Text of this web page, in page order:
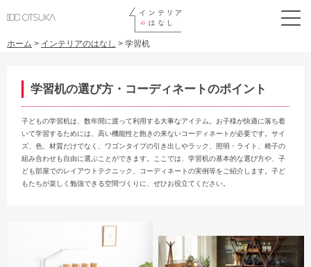
ホーム > インテリアのはなし > 学習机
学習机の選び方・コーディネートのポイント
子どもの学習机は、数年間に渡って利用する大事なアイテム。お子様が快適に落ち着
いて学習するためには、高い機能性と飽きの来ないコーディネートが必要です。サイ
ズ、色、材質だけでなく、ワゴンタイプの引き出しやラック、照明・ライト、椅子の
組み合わせも自由に選ぶことができます。ここでは、学習机の基本的な選び方や、子
ども部屋でのレイアウトテクニック、コーディネートの実例等をご紹介します。子ど
もたちが楽しく勉強できる空間づくりに、ぜひお役立てください。